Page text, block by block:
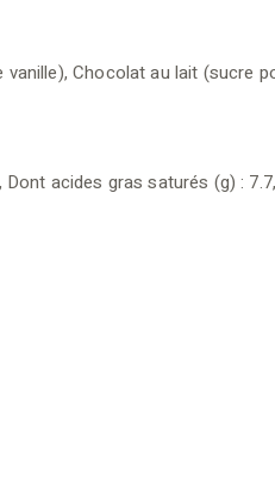
Chocolat au lait (sucre
acides gras saturés (g) :